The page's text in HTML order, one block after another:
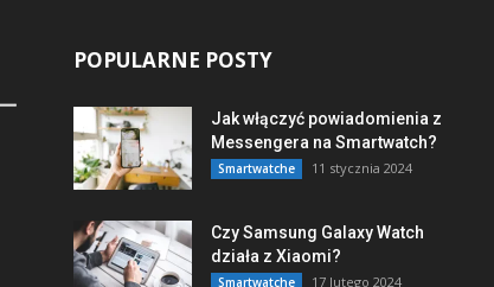
POPULARNE POSTY
Jak włączyć powiadomienia z
Messengera na Smartwatch?
Smartwatche 11 stycznia 2024
Czy Samsung Galaxy Watch
działa z Xiaomi?
Smartwatche 17 lutego 2024